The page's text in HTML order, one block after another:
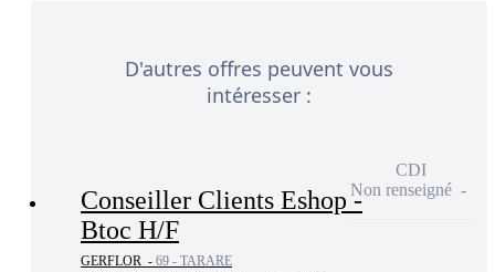
D'autres offres peuvent vous
intéresser :
Conseiller Clients Eshop -
Btoc H/F
GERFLOR - 69 - TARARE
CDI
Non renseigné